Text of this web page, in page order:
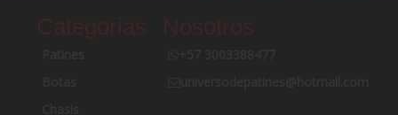
Categorias Nosotros